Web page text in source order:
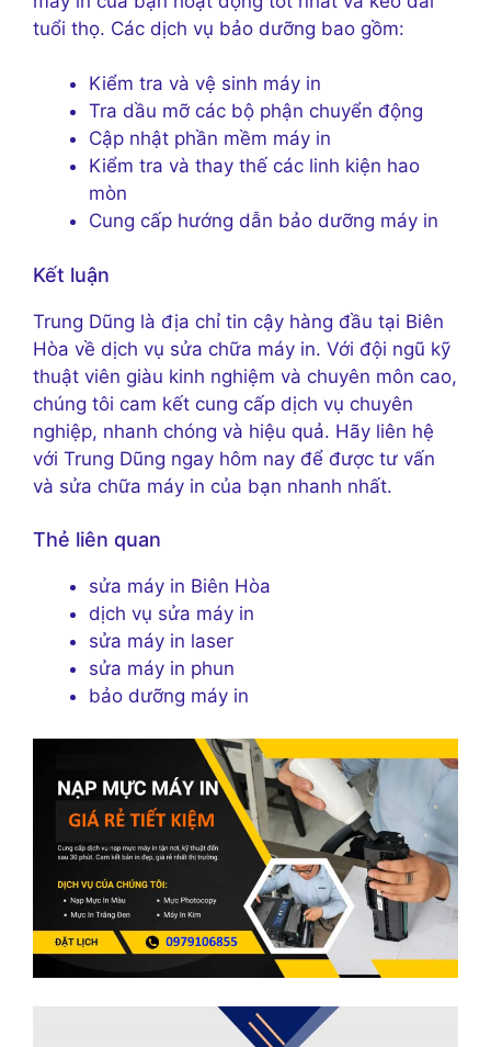
tuổi thọ. Các dịch vụ bảo dưỡng bao gồm:
Kiểm tra và vệ sinh máy in
Tra dầu mỡ các bộ phận chuyển động
Cập nhật phần mềm máy in
Kiểm tra và thay thế các linh kiện hao
mòn
Cung cấp hướng dẫn bảo dưỡng máy in
Kết luận
Trung Dũng là địa chỉ tin cậy hàng đầu tại Biên
Hòa về dịch vụ sửa chữa máy in. Với đội ngũ kỹ
thuật viên giàu kinh nghiệm và chuyên môn cao,
chúng tôi cam kết cung cấp dịch vụ chuyên
nghiệp, nhanh chóng và hiệu quả. Hãy liên hệ
với Trung Dũng ngay hôm nay để được tư vấn
và sửa chữa máy in của bạn nhanh nhất.
Thẻ liên quan
sửa máy in Biên Hòa
dịch vụ sửa máy in
sửa máy in laser
sửa máy in phun
bảo dưỡng máy in